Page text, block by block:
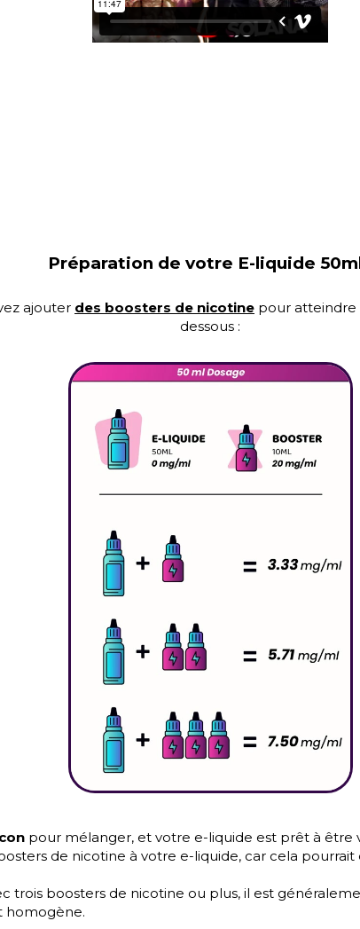
Préparation de votre E-liquide
ajouter des boosters de nicotine pour atteindre
dessous :
pour mélanger, et votre e-liquide est prêt à être
de nicotine à votre e-liquide, car cela
trois boosters de nicotine ou plus, il est
homogène.